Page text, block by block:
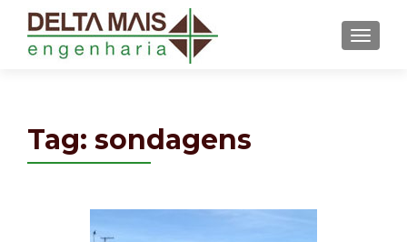
MENU
Tag: sondagens